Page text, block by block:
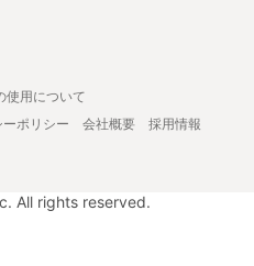
使用について
ポリシー 会社概要
採用情報
All rights reserved.